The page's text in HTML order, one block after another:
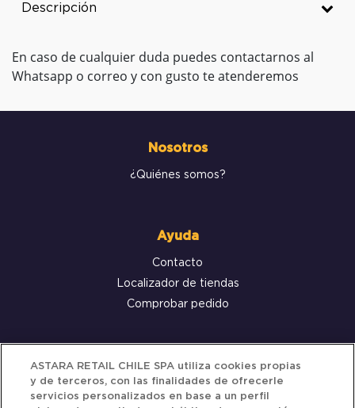
Descripción
En caso de cualquier duda puedes contactarnos al
Whatsapp o correo y con gusto te atenderemos
Nosotros
¿Quiénes somos?
Ayuda
Contacto
Localizador de tiendas
Comprobar pedido
Servicio al cliente
Términos y Condiciones
ASTARA RETAIL CHILE SPA utiliza cookies propias
y de terceros, con las finalidades de ofrecerle
servicios personalizados en base a un perfil